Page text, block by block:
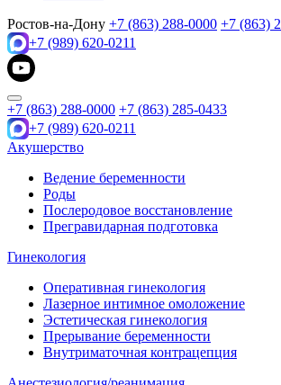
Ростов-на-Дону +7 (863) 288-0000 +7 (863)
+7 (989) 620-0211
+7 (863) 288-0000 +7 (863) 285-0433
+7 (989) 620-0211
Акушерство
Ведение беременности
Роды
Послеродовое восстановление
Прегравидарная подготовка
Гинекология
Оперативная гинекология
Лазерное интимное омоложение
Эстетическая гинекология
Прерывание беременности
Внутриматочная контрацепция